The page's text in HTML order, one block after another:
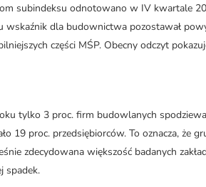
subindeksu odnotowano w IV kwartale
wskaźnik dla budownictwa pozostawał
części MŚP. Obecny odczyt
tylko 3 proc. firm budowlanych
19 proc. przedsiębiorców. To oznacza, że
zdecydowana większość badanych
spadek.